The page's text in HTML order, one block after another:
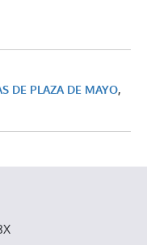
DE PLAZA DE MAYO,